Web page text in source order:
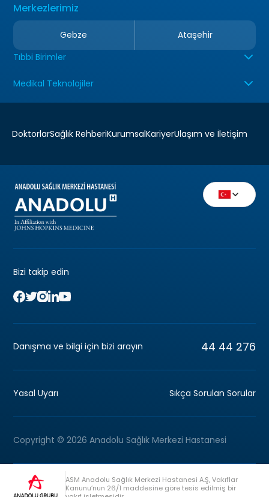
Merkezlerimiz
Gebze
Ataşehir
Tıbbi Birimler
Medikal Teknolojiler
DoktorlarSağlık RehberiKurumsalKariyerUlaşım ve İletişim
Bizi takip edin
Danışma ve bilgi için bizi arayın 44 44 276
Yasal Uyarı Sıkça Sorulan Sorular
Copyright © 2026 Anadolu Sağlık Merkezi Hastanesi
ASM Anadolu Sağlık Merkezi Hastanesi A.Ş, Vakıflar
Kanunu’nun 26/1 maddesine göre tesis edilmiş bir